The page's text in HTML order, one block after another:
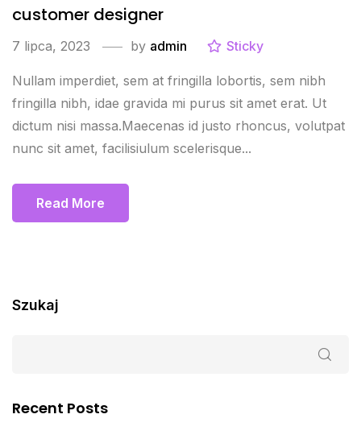
customer designer
7 lipca, 2023 by admin Sticky
Nullam imperdiet, sem at fringilla lobortis, sem nibh
fringilla nibh, idae gravida mi purus sit amet erat. Ut
dictum nisi massa.Maecenas id justo rhoncus, volutpat
nunc sit amet, facilisiulum scelerisque...
Read More
Szukaj
Recent Posts